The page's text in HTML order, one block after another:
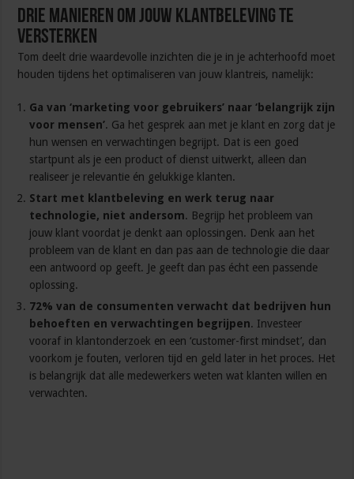
Drie manieren om jouw klantbeleving te
versterken
Tom deelt drie waardevolle inzichten die je in je achterhoofd moet
houden tijdens het optimaliseren van jouw klantreis, namelijk:
Ga van ‘marketing voor gebruikers’ naar ‘belangrijk zijn
voor mensen’. Ga het gesprek aan met je klant en zorg dat je
hun wensen en verwachtingen begrijpt. Dat is een goed
startpunt als je een product of dienst uitwerkt, alleen dan
realiseer je relevantie én gelukkige klanten.
Start met klantbeleving en werk terug naar
technologie, niet andersom. Begrijp het probleem van
jouw klant voordat je denkt aan oplossingen. Denk aan het
probleem van de klant en dan pas aan de technologie die daar
een antwoord op geeft. Je geeft dan pas écht een passende
oplossing.
72% van de consumenten verwacht dat bedrijven hun
behoeften en verwachtingen begrijpen. Investeer
vooraf in klantonderzoek en een ‘customer-first mindset’, dan
voorkom je fouten, verloren tijd en geld later in het proces. Het
is belangrijk dat alle medewerkers weten wat klanten willen en
verwachten.